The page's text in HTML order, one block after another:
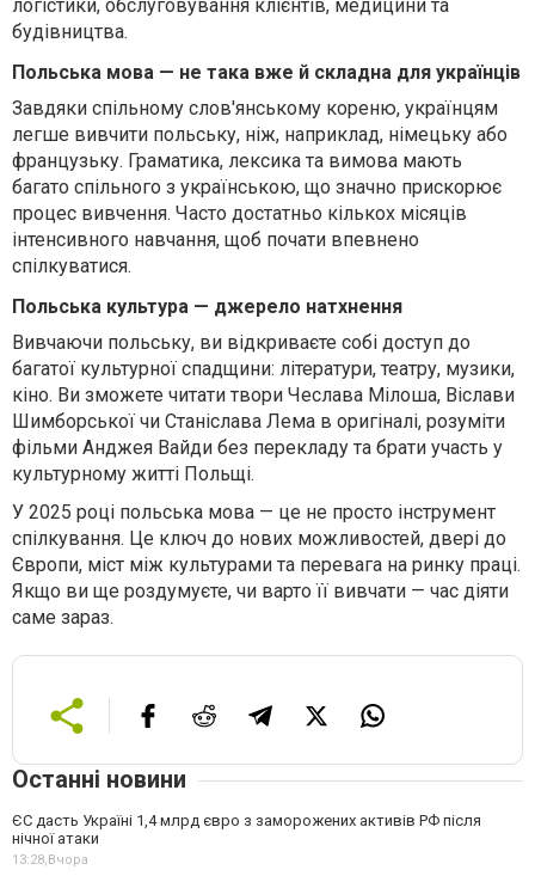
логістики, обслуговування клієнтів, медицини та
будівництва.
Польська мова — не така вже й складна для українців
Завдяки спільному слов'янському кореню, українцям
легше вивчити польську, ніж, наприклад, німецьку або
французьку. Граматика, лексика та вимова мають
багато спільного з українською, що значно прискорює
процес вивчення. Часто достатньо кількох місяців
інтенсивного навчання, щоб почати впевнено
спілкуватися.
Польська культура — джерело натхнення
Вивчаючи польську, ви відкриваєте собі доступ до
багатої культурної спадщини: літератури, театру, музики,
кіно. Ви зможете читати твори Чеслава Мілоша, Віслави
Шимборської чи Станіслава Лема в оригіналі, розуміти
фільми Анджея Вайди без перекладу та брати участь у
культурному житті Польщі.
У 2025 році польська мова — це не просто інструмент
спілкування. Це ключ до нових можливостей, двері до
Європи, міст між культурами та перевага на ринку праці.
Якщо ви ще роздумуєте, чи варто її вивчати — час діяти
саме зараз.
Останні новини
ЄС дасть Україні 1,4 млрд євро з заморожених активів РФ після
нічної атаки
13:28,Вчора